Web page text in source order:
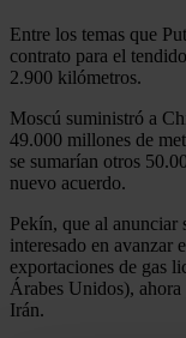
Entre los temas que
contrato para el
2.900 kilómetros.
Moscú suministró a
49.000 millones de
se sumarían otros
nuevo acuerdo.
Pekín, que al anunciar
interesado en avanzar
exportaciones de gas
Árabes Unidos),
Irán.